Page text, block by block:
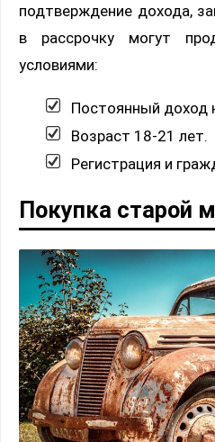
подтверждение дохода,
в рассрочку могут
условиями:
Постоянный доход
Возраст 18-21 лет.
Регистрация и
Покупка старой